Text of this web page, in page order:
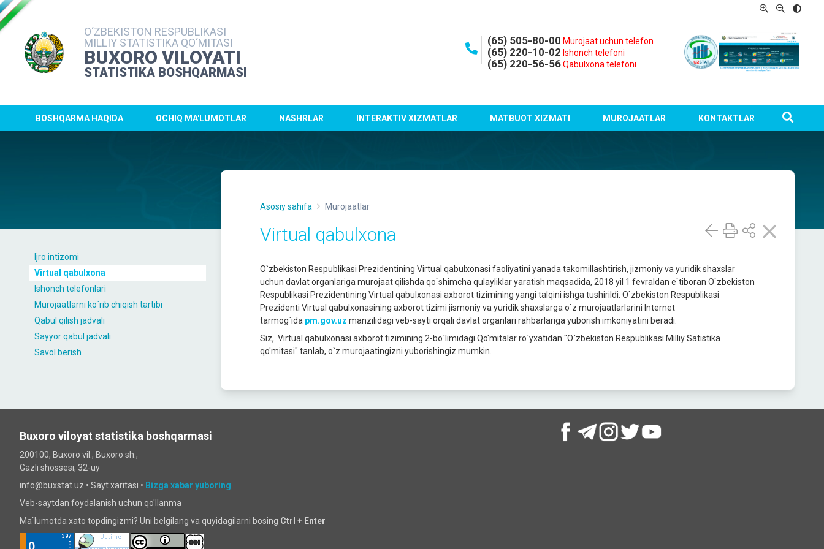
O‘ZBEKISTON RESPUBLIKASI
MILLIY STATISTIKA QO‘MITASI
BUXORO VILOYATI
STATISTIKA BOSHQARMASI
(65) 505-80-00 Murojaat uchun telefon
(65) 220-10-02 Ishonch telefoni
(65) 220-56-56 Qabulxona telefoni
BOSHQARMA HAQIDA OCHIQ MA'LUMOTLAR NASHRLAR INTERAKTIV XIZMATLAR MATBUOT XIZMATI MUROJAATLAR KONTAKTLAR
Ijro intizomi
Virtual qabulxona
Ishonch telefonlari
Murojaatlarni ko`rib chiqish tartibi
Qabul qilish jadvali
Sayyor qabul jadvali
Savol berish
Asosiy sahifa Murojaatlar
Virtual qabulxona
O`zbekiston Respublikasi Prezidentining Virtual qabulxonasi faoliyatini yanada takomillashtirish, jizmoniy va yuridik shaxslar
uchun davlat organlariga murojaat qilishda qo`shimcha qulayliklar yaratish maqsadida, 2018 yil 1 fevraldan e`tiboran O`zbekiston
Respublikasi Prezidentining Virtual qabulxonasi axborot tizimining yangi talqini ishga tushirildi. O`zbekiston Respublikasi
Prezidenti Virtual qabulxonasining axborot tizimi jismoniy va yuridik shaxslarga o`z murojaatlarlarini Internet
tarmog`ida pm.gov.uz manzilidagi veb-sayti orqali davlat organlari rahbarlariga yuborish imkoniyatini beradi.
Siz, Virtual qabulxonasi axborot tizimining 2-bo`limidagi Qo'mitalar ro`yxatidan "O`zbekiston Respublikasi Milliy Satistika
qo'mitasi" tanlab, o`z murоjaatingizni yuborishingiz mumkin.
Buxoro viloyat statistika boshqarmasi
200100, Buxoro vil., Buxoro sh.,
Gazli shossesi, 32-uy
info@buxstat.uz • Sayt xaritasi • Bizga xabar yuboring
Veb-saytdan foydalanish uchun qo'llanma
Ma`lumotda xato topdingizmi? Uni belgilang va quyidagilarni bosing Ctrl + Enter